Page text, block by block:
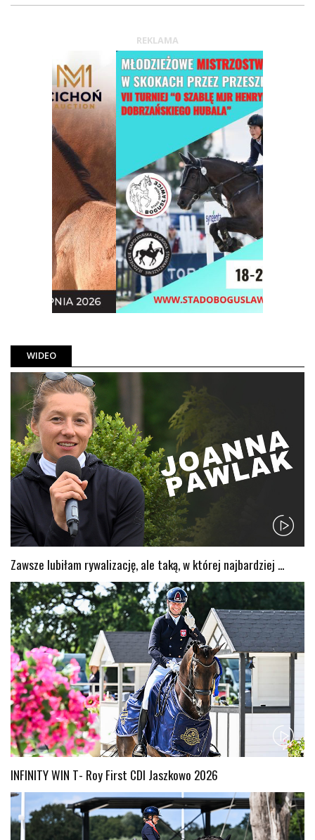
REKLAMA
WIDEO
Zawsze lubiłam rywalizację, ale taką, w której najbardziej ...
INFINITY WIN T- Roy First CDI Jaszkowo 2026